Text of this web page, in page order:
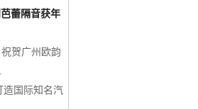
蕾隔音获年
贺广州欧韵
造国际知名汽